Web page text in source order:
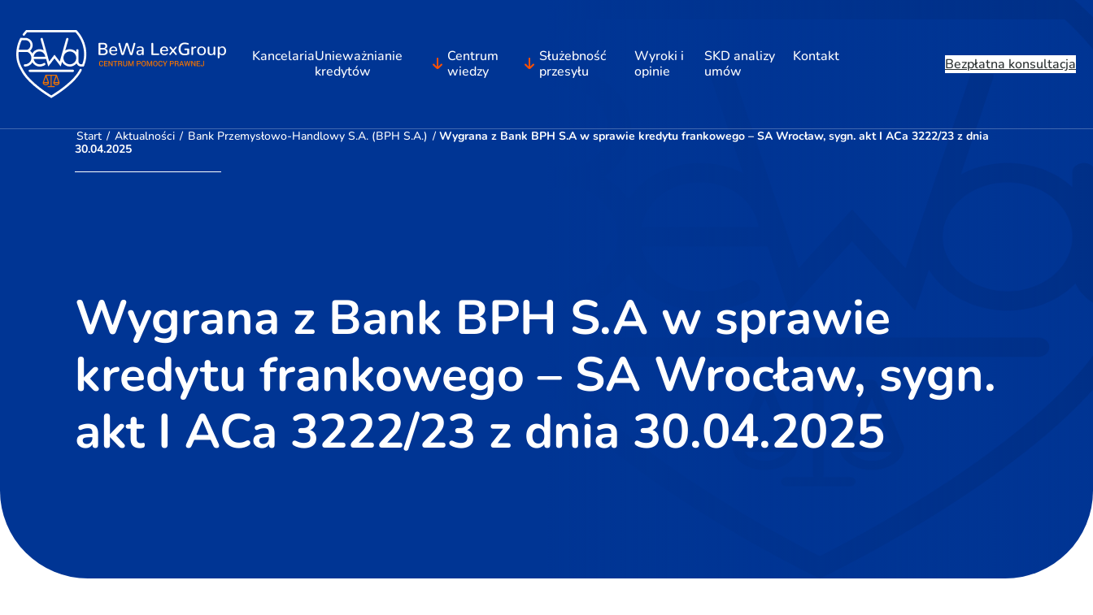
KancelariaUnieważnianie
kredytów
Centrum
wiedzy
Służebność
przesyłu
Wyroki i
opinie
SKD analizy
umów
Kontakt Bezpłatna konsultacja
Start / Aktualności / Bank Przemysłowo-Handlowy S.A. (BPH S.A.) / Wygrana z Bank BPH S.A w sprawie kredytu frankowego – SA Wrocław, sygn. akt I ACa 3222/23 z dnia
30.04.2025
Wygrana z Bank BPH S.A w sprawie
kredytu frankowego – SA Wrocław, sygn.
akt I ACa 3222/23 z dnia 30.04.2025